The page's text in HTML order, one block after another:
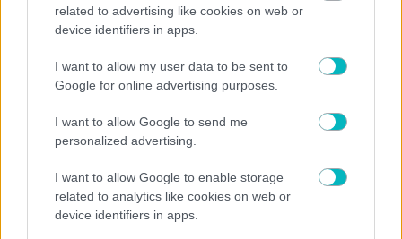
related to advertising like cookies on web or
device identifiers in apps.
I want to allow my user data to be sent to
Google for online advertising purposes.
I want to allow Google to send me
personalized advertising.
I want to allow Google to enable storage
related to analytics like cookies on web or
device identifiers in apps.
ΠΟΔΟΣΦΑΙΡΟ ΑΕΚ
Ηλιόπουλος σε Πήλιο: «Εκανες μεγάλη προσπάθεια
κόντρα σε αυτούς που σε αμφισβήτησαν – Το
κέρδισες με το σπαθί σου» (VIDEO)